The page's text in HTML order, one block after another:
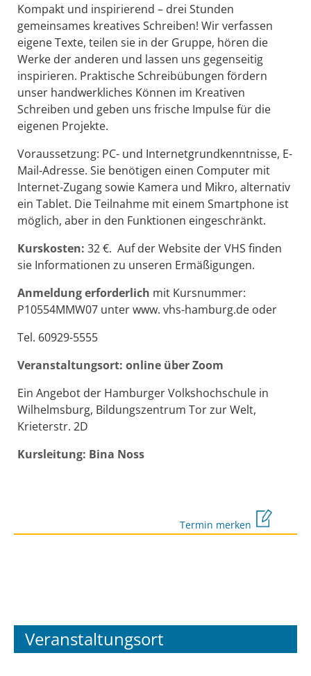
Kompakt und inspirierend – drei Stunden
gemeinsames kreatives Schreiben! Wir verfassen
eigene Texte, teilen sie in der Gruppe, hören die
Werke der anderen und lassen uns gegenseitig
inspirieren. Praktische Schreibübungen fördern
unser handwerkliches Können im Kreativen
Schreiben und geben uns frische Impulse für die
eigenen Projekte.
Voraussetzung: PC- und Internetgrundkenntnisse, E-
Mail-Adresse. Sie benötigen einen Computer mit
Internet-Zugang sowie Kamera und Mikro, alternativ
ein Tablet. Die Teilnahme mit einem Smartphone ist
möglich, aber in den Funktionen eingeschränkt.
Kurskosten: 32 €. Auf der Website der VHS finden
sie Informationen zu unseren Ermäßigungen.
Anmeldung erforderlich mit Kursnummer:
P10554MMW07 unter www. vhs-hamburg.de oder
Tel. 60929-5555
Veranstaltungsort: online über Zoom
Ein Angebot der Hamburger Volkshochschule in
Wilhelmsburg, Bildungszentrum Tor zur Welt,
Krieterstr. 2D
Kursleitung: Bina Noss
Termin merken
Veranstaltungsort